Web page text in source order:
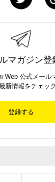
マガジン登
Web 公式メール
新情報をチェッ
登録する